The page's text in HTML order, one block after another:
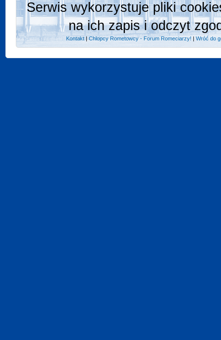
Serwis wykorzystuje pliki
na ich zapis i odczyt
Kontakt |Chlopcy Rometowcy - Forum Romeciarzy! |Wróć do